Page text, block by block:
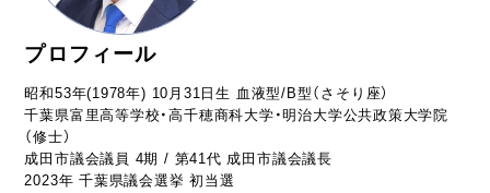
プロフィール
昭和53年(1978年) 10月31日生 血液型/B型（さそり座）
千葉県富里高等学校・高千穂商科大学・明治大学公共政策大学院
（修士）
成田市議会議員 4期 / 第41代 成田市議会議長
2023年 千葉県議会選挙 初当選